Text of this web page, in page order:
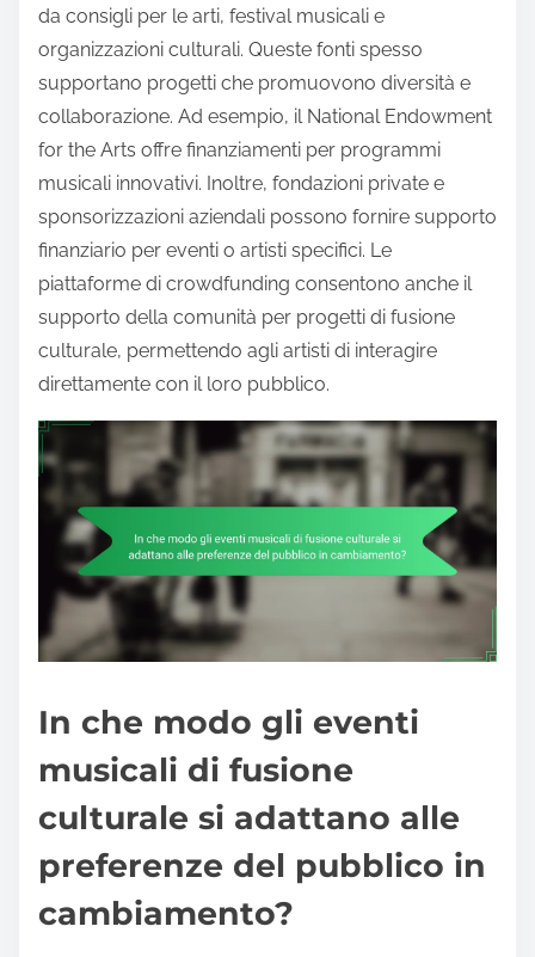
da consigli per le arti, festival musicali e
organizzazioni culturali. Queste fonti spesso
supportano progetti che promuovono diversità e
collaborazione. Ad esempio, il National Endowment
for the Arts offre finanziamenti per programmi
musicali innovativi. Inoltre, fondazioni private e
sponsorizzazioni aziendali possono fornire supporto
finanziario per eventi o artisti specifici. Le
piattaforme di crowdfunding consentono anche il
supporto della comunità per progetti di fusione
culturale, permettendo agli artisti di interagire
direttamente con il loro pubblico.
In che modo gli eventi
musicali di fusione
culturale si adattano alle
preferenze del pubblico in
cambiamento?